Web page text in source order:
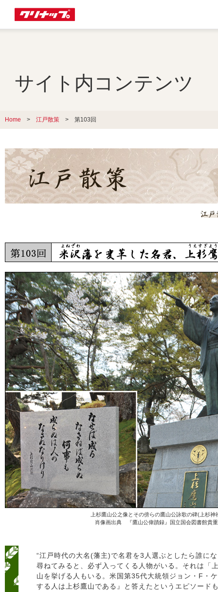
サイト内コンテンツ
Home > 江戸散策 > 第103回
上杉鷹山公之像とその傍らの鷹山公詠歌の碑(上杉神
肖像画出典 『鷹山公偉蹟録』国立国会図書館貴
“江戸時代の大名(藩主)で名君を3人選ぶとしたら誰に
尋ねてみると、必ず入ってくる人物がいる。それは「
山を挙げる人もいる。米国第35代大統領ジョン・F・
する人は上杉鷹山である』と答えたというエピソード